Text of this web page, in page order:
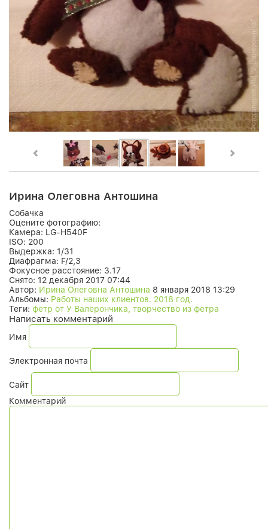
Ирина Олеговна Антошина
Собачка
Оцените фотографию:
Камера: LG-H540F
ISO: 200
Выдержка: 1/31
Диафрагма: F/2,3
Фокусное расстояние: 3.17
Снято: 12 декабря 2017 07:44
Автор: Ирина Олеговна Антошина 8 января 2018 13:29
Альбомы: Работы наших клиентов. 2018 год.
Теги: фетр от У Валерончика, творчество из фетра
Написать комментарий
Имя
Электронная почта
Сайт
Комментарий